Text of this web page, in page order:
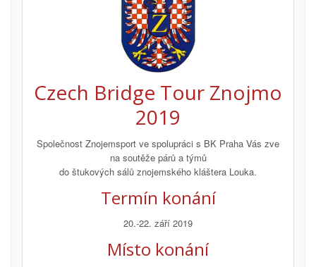
Czech Bridge Tour Znojmo
2019
Společnost Znojemsport ve spolupráci s BK Praha Vás zve
na soutěže párů a týmů
do štukových sálů znojemského kláštera Louka.
Termín konání
20.-22. září 2019
Místo konání